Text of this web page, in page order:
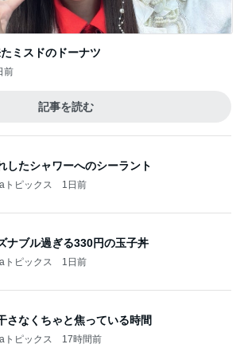
ミスドのドーナツ
前
記事を読む
したシャワーへのシーラント
トピックス 1日前
ナブル過ぎる330円の玉子丼
トピックス 1日前
さなくちゃと焦っている時間
トピックス 17時間前